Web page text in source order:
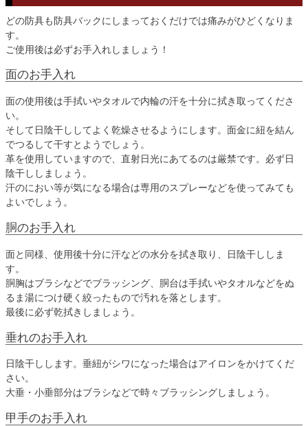
どの防具も防具バックにしまっておくだけでは痛みがひどくなりま
す。
ご使用後は必ずお手入れしましょう！
面のお手入れ
面の使用後は手拭いやタオルで内輪の汗を十分に拭き取ってくださ
い。
そして日陰干ししてよく乾燥させるようにします。面金に紐を結ん
でつるして干すとようでしょう。
革を使用していますので、直射日光にあてるのは厳禁です。必ず日
陰干ししましょう。
汗のにおい等が気になる場合は専用のスプレーなどを使ってみても
よいでしょう。
胴のお手入れ
面と同様、使用後十分に汗などの水分を拭き取り、日陰干ししま
す。
胴胸はブラシなどでブラッシング、胴台は手拭いやタオルなどをぬ
るま湯につけ硬く絞ったもので汚れを落とします。
最後に必ず乾拭きしましょう。
垂れのお手入れ
日陰干しします。垂紐がシワになった場合はアイロンをかけてくだ
さい。
大垂・小垂部分はブラシなどで時々ブラッシングしましょう。
甲手のお手入れ